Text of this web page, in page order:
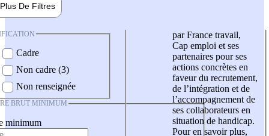
Plus De Filtres
Cadre
Non cadre (3)
Non renseignée
BRUT MINIMUM
minimum
par France travail,
Cap emploi et ses
partenaires pour ses
actions concrètes en
faveur du recrutement,
de l’intégration et de
l’accompagnement de
ses collaborateurs en
situation de handicap.
Pour en savoir plus,